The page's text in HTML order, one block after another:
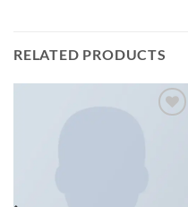
RELATED PRODUCTS